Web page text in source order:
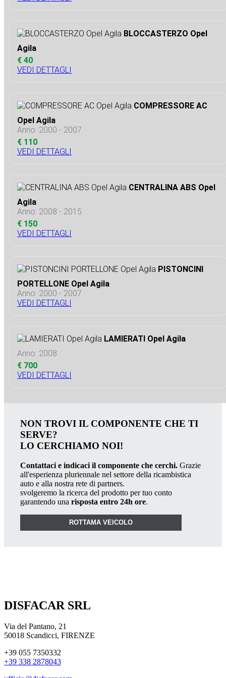
BLOCCASTERZO Opel
Agila
€ 40
VEDI DETTAGLI
COMPRESSORE AC
Opel Agila
Anno: 2000 - 2007
€ 110
VEDI DETTAGLI
CENTRALINA ABS Opel
Agila
Anno: 2008 - 2015
€ 150
VEDI DETTAGLI
PISTONCINI
PORTELLONE Opel Agila
Anno: 2000 - 2007
VEDI DETTAGLI
LAMIERATI Opel Agila
Anno: 2008
€ 700
VEDI DETTAGLI
NON TROVI IL COMPONENTE CHE TI
SERVE?
LO CERCHIAMO NOI!
Contattaci e indicaci il componente che cerchi. Grazie
all'esperienza pluriennale nel settore della ricambistica
auto e alla nostra rete di partners.
svolgeremo la ricerca del prodotto per tuo conto
garantendo una risposta entro 24h ore.
ROTTAMA VEICOLO
DISFACAR SRL
Via del Pantano, 21
50018 Scandicci, FIRENZE
+39 055 7350332
+39 338 2878043